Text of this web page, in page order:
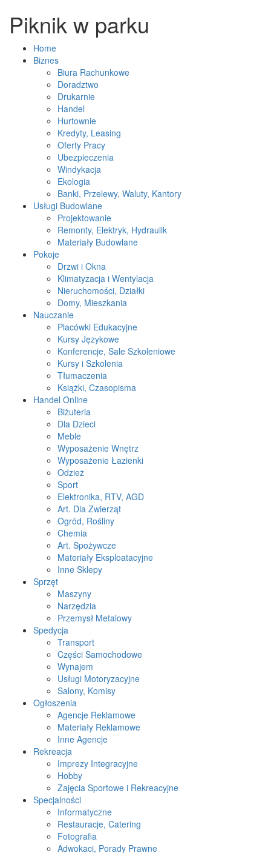
Piknik w parku
Home
Biznes
Biura Rachunkowe
Doradztwo
Drukarnie
Handel
Hurtownie
Kredyty, Leasing
Oferty Pracy
Ubezpieczenia
Windykacja
Ekologia
Banki, Przelewy, Waluty, Kantory
Usługi Budowlane
Projektowanie
Remonty, Elektryk, Hydraulik
Materiały Budowlane
Pokoje
Drzwi i Okna
Klimatyzacja i Wentylacja
Nieruchomości, Działki
Domy, Mieszkania
Nauczanie
Placówki Edukacyjne
Kursy Językowe
Konferencje, Sale Szkoleniowe
Kursy i Szkolenia
Tłumaczenia
Książki, Czasopisma
Handel Online
Biżuteria
Dla Dzieci
Meble
Wyposażenie Wnętrz
Wyposażenie Łazienki
Odzież
Sport
Elektronika, RTV, AGD
Art. Dla Zwierząt
Ogród, Rośliny
Chemia
Art. Spożywcze
Materiały Eksploatacyjne
Inne Sklepy
Sprzęt
Maszyny
Narzędzia
Przemysł Metalowy
Spedycja
Transport
Części Samochodowe
Wynajem
Usługi Motoryzacyjne
Salony, Komisy
Ogłoszenia
Agencje Reklamowe
Materiały Reklamowe
Inne Agencje
Rekreacja
Imprezy Integracyjne
Hobby
Zajęcia Sportowe i Rekreacyjne
Specjalności
Informatyczne
Restauracje, Catering
Fotografia
Adwokaci, Porady Prawne